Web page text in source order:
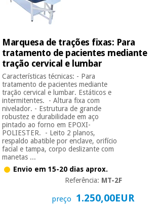
Instrumental
(liquidação)
Marquesa de trações fixas: Para
tratamento de pacientes mediante
tração cervical e lumbar
Características técnicas: - Para
tratamento de pacientes mediante
tração cervical e lumbar. Estáticos e
intermitentes. - Altura fixa com
nivelador. - Estrutura de grande
robustez e durabilidade em aço
pintado ao forno em EPOXI-
POLIESTER. - Leito 2 planos,
respaldo abatible por enclave, orifício
facial e tampa, corpo deslizante com
manetas ...
Envio em 15-20 dias aprox.
Referência: MT-2F
preço 1.250,00EUR